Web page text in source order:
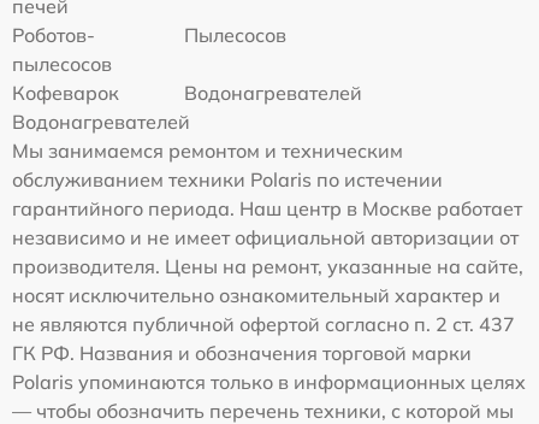
печей
Роботов-
пылесосов
Пылесосов
Кофеварок
Водонагревателей
Водонагревателей
Мы занимаемся ремонтом и техническим
обслуживанием техники Polaris по истечении
гарантийного периода. Наш центр в Москве работает
независимо и не имеет официальной авторизации от
производителя. Цены на ремонт, указанные на сайте,
носят исключительно ознакомительный характер и
не являются публичной офертой согласно п. 2 ст. 437
ГК РФ. Названия и обозначения торговой марки
Polaris упоминаются только в информационных целях
— чтобы обозначить перечень техники, с которой мы